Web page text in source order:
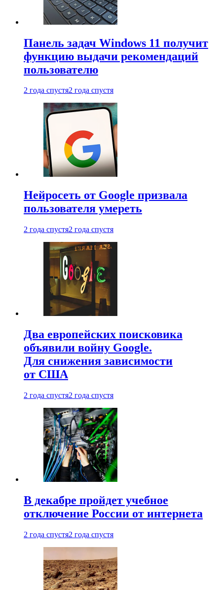
Панель задач Windows 11 получит
функцию выдачи рекомендаций
пользователю
2 года спустя2 года спустя
Нейросеть от Google призвала
пользователя умереть
2 года спустя2 года спустя
Два европейских поисковика
объявили войну Google.
Для снижения зависимости
от США
2 года спустя2 года спустя
В декабре пройдет учебное
отключение России от интернета
2 года спустя2 года спустя